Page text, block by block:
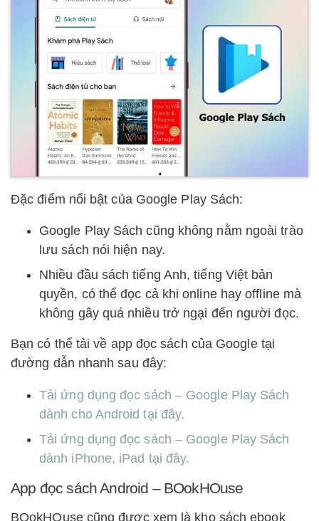
Đặc điểm nổi bật của Google Play Sách:
Google Play Sách cũng không nằm ngoài trào
lưu sách nói hiện nay.
Nhiều đầu sách tiếng Anh, tiếng Việt bản
quyền, có thể đọc cả khi online hay offline mà
không gây quá nhiều trở ngại đến người đọc.
Bạn có thể tải về app đọc sách của Google tại
đường dẫn nhanh sau đây:
Tải ứng dụng đọc sách – Google Play Sách
dành cho Android tại đây.
Tải ứng dụng đọc sách – Google Play Sách
dành iPhone, iPad tại đây.
App đọc sách Android – BOokHOuse
BOokHOuse cũng được xem là kho sách ebook